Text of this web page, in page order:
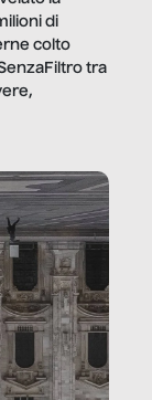
di
colto
tra